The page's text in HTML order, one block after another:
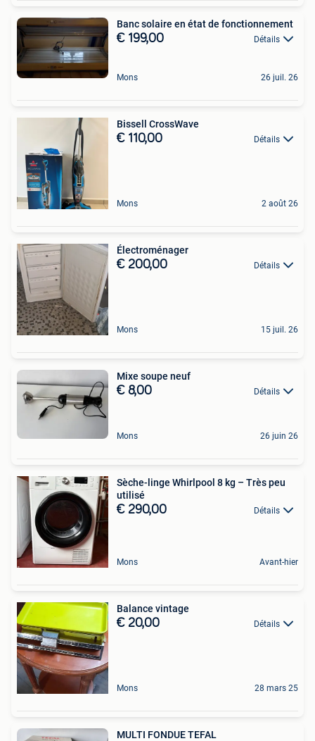
Banc solaire en état de fonctionnement
€ 199,00 Détails
Mons 26 juil. 26
Bissell CrossWave
€ 110,00 Détails
Mons 2 août 26
Électroménager
€ 200,00 Détails
Mons 15 juil. 26
Mixe soupe neuf
€ 8,00 Détails
Mons 26 juin 26
Sèche-linge Whirlpool 8 kg – Très peu
utilisé
€ 290,00 Détails
Mons Avant-hier
Balance vintage
€ 20,00 Détails
Mons 28 mars 25
MULTI FONDUE TEFAL